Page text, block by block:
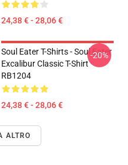
24,38 € - 28,06 €
Soul Eater T-Shirts - Soul Eater
Excalibur Classic T-Shirt
RB1204
24,38 € - 28,06 €
-20%
ALTRO